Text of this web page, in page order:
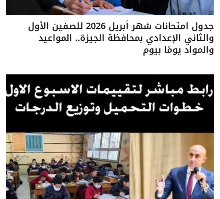
جدول امتحانات شهر أبريل 2026 للصفين الأول
والثاني الإعدادي بمحافظة الجيزة.. المواعيد
والمواد يومًا بيوم